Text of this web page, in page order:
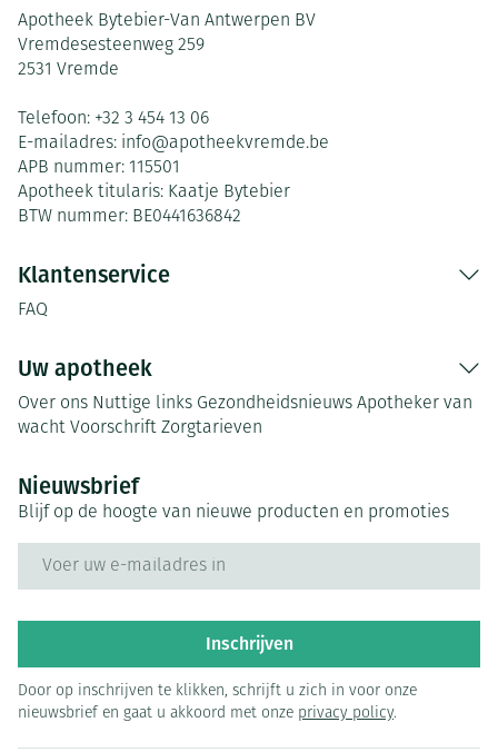
Apotheek Bytebier-Van Antwerpen BV
Vremdesesteenweg 259
2531 Vremde
Telefoon: +32 3 454 13 06
E-mailadres: info@apotheekvremde.be
APB nummer: 115501
Apotheek titularis: Kaatje Bytebier
BTW nummer: BE0441636842
Klantenservice
FAQ
Uw apotheek
Over ons Nuttige links Gezondheidsnieuws Apotheker van
wacht Voorschrift Zorgtarieven
Nieuwsbrief
Blijf op de hoogte van nieuwe producten en promoties
Inschrijven
Door op inschrijven te klikken, schrijft u zich in voor onze
nieuwsbrief en gaat u akkoord met onze privacy policy.